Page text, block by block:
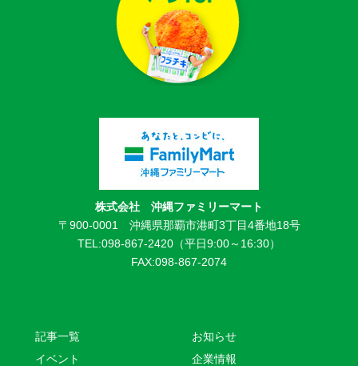
株式会社 沖縄ファミリーマート
〒900-0001 沖縄県那覇市港町3丁目4番地18号
TEL:098-867-2420（平日9:00～16:30）
FAX:098-867-2074
記事一覧
イベント
お知らせ
企業情報